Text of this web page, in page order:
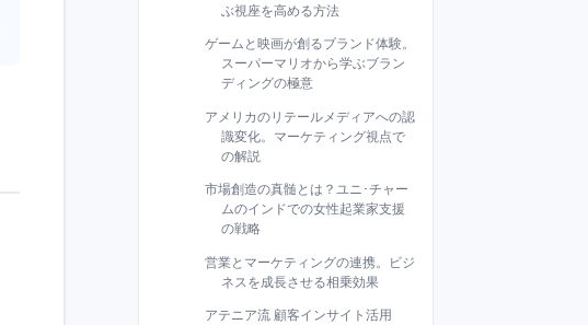
ぶ視座を高める方法
ゲームと映画が創るブランド体験。
スーパーマリオから学ぶブラン
ディングの極意
アメリカのリテールメディアへの認
識変化。マーケティング視点で
の解説
市場創造の真髄とは？ユニ･チャー
ムのインドでの女性起業家支援
の戦略
営業とマーケティングの連携。ビジ
ネスを成長させる相乗効果
アテニア流 顧客インサイト活用